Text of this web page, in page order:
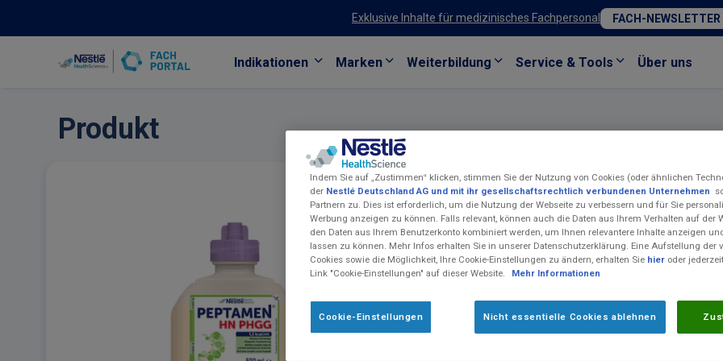
Exklusive Inhalte für medizinisches Fachpersonal FACH-NEWSLETTER
Indikationen Marken Weiterbildung Service & Tools Über uns
Produkt
Peptamen®HN PHGG
Niedermolekulare SONDENNAHRUNG (OLIGOPEPTIDDIÄT)
Zwecke (bilanzierte Diät)​
Indikationen
Zum Diätmanagement bei bestehender Mangelernährung
Indem Sie auf „Zustimmen“ klicken, stimmen Sie der Nutzung von Cookies (oder ähnlichen
der Nestlé Deutschland AG und mit ihr gesellschaftsrechtlich verbundenen Unternehmen
Partnern zu. Dies ist erforderlich, um die Nutzung der Webseite zu verbessern und für Sie
Werbung anzeigen zu können. Falls relevant, können auch die Daten aus Ihrem Verhalten auf der
den Daten aus Ihrem Benutzerkonto kombiniert werden, um Ihnen relevantere Inhalte anzeigen
lassen zu können. Mehr Infos erhalten Sie in unserer Datenschutzerklärung. Eine Aufstellung der
Cookies sowie die Möglichkeit, Ihre Cookie-Einstellungen zu ändern, erhalten Sie hier oder
Link "Cookie-Einstellungen" auf dieser Website.
Mehr Informationen
Cookie-Einstellungen Nicht essentielle Cookies ablehnen